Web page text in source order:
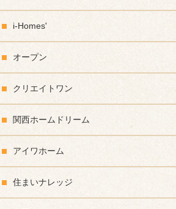
i-Homes'
オープン
クリエイトワン
関西ホームドリーム
アイワホーム
住まいナレッジ